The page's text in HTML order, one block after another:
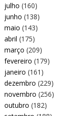
julho (160)
junho (138)
maio (143)
abril (175)
março (209)
fevereiro (179)
janeiro (161)
dezembro (229)
novembro (256)
outubro (182)